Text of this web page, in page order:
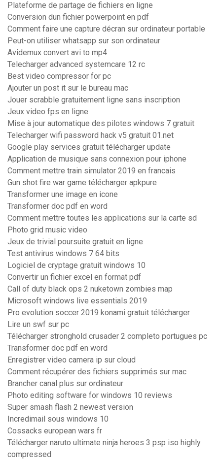
Plateforme de partage de fichiers en ligne
Conversion dun fichier powerpoint en pdf
Comment faire une capture décran sur ordinateur portable
Peut-on utiliser whatsapp sur son ordinateur
Avidemux convert avi to mp4
Telecharger advanced systemcare 12 rc
Best video compressor for pc
Ajouter un post it sur le bureau mac
Jouer scrabble gratuitement ligne sans inscription
Jeux video fps en ligne
Mise à jour automatique des pilotes windows 7 gratuit
Telecharger wifi password hack v5 gratuit 01.net
Google play services gratuit télécharger update
Application de musique sans connexion pour iphone
Comment mettre train simulator 2019 en francais
Gun shot fire war game télécharger apkpure
Transformer une image en icone
Transformer doc pdf en word
Comment mettre toutes les applications sur la carte sd
Photo grid music video
Jeux de trivial poursuite gratuit en ligne
Test antivirus windows 7 64 bits
Logiciel de cryptage gratuit windows 10
Convertir un fichier excel en format pdf
Call of duty black ops 2 nuketown zombies map
Microsoft windows live essentials 2019
Pro evolution soccer 2019 konami gratuit télécharger
Lire un swf sur pc
Télécharger stronghold crusader 2 completo portugues pc
Transformer doc pdf en word
Enregistrer video camera ip sur cloud
Comment récupérer des fichiers supprimés sur mac
Brancher canal plus sur ordinateur
Photo editing software for windows 10 reviews
Super smash flash 2 newest version
Incredimail sous windows 10
Cossacks european wars fr
Télécharger naruto ultimate ninja heroes 3 psp iso highly
compressed